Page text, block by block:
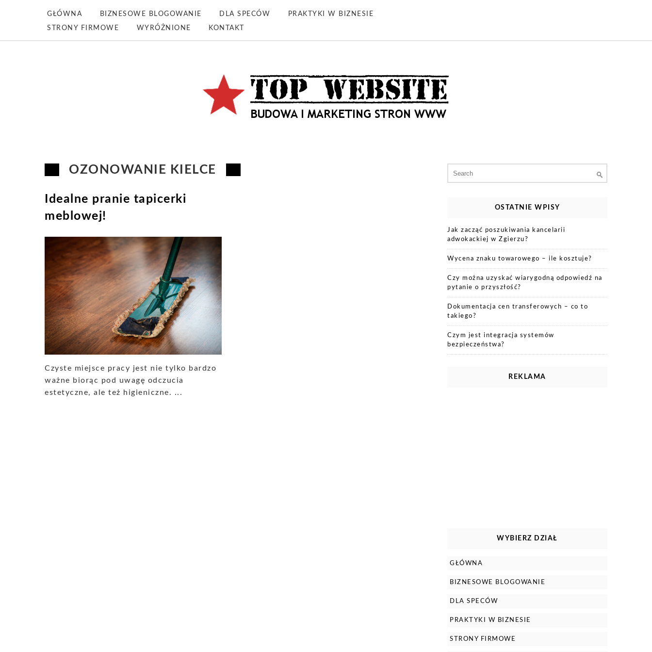
GŁÓWNA BIZNESOWE BLOGOWANIE DLA SPECÓW PRAKTYKI W BIZNESIE
STRONY FIRMOWE WYRÓŻNIONE KONTAKT
OZONOWANIE KIELCE
Idealne pranie tapicerki
meblowej!
Czyste miejsce pracy jest nie tylko bardzo
ważne biorąc pod uwagę odczucia
estetyczne, ale też higieniczne. ...
for:
OSTATNIE WPISY
Jak zacząć poszukiwania kancelarii
adwokackiej w Zgierzu?
Wycena znaku towarowego – ile kosztuje?
Czy można uzyskać wiarygodną odpowiedź na
pytanie o przyszłość?
Dokumentacja cen transferowych – co to
takiego?
Czym jest integracja systemów
bezpieczeństwa?
REKLAMA
WYBIERZ DZIAŁ
GŁÓWNA
BIZNESOWE BLOGOWANIE
DLA SPECÓW
PRAKTYKI W BIZNESIE
STRONY FIRMOWE